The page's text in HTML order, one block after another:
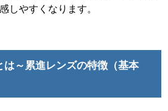
しやすくなります。
は～累進レンズの特徴（基本